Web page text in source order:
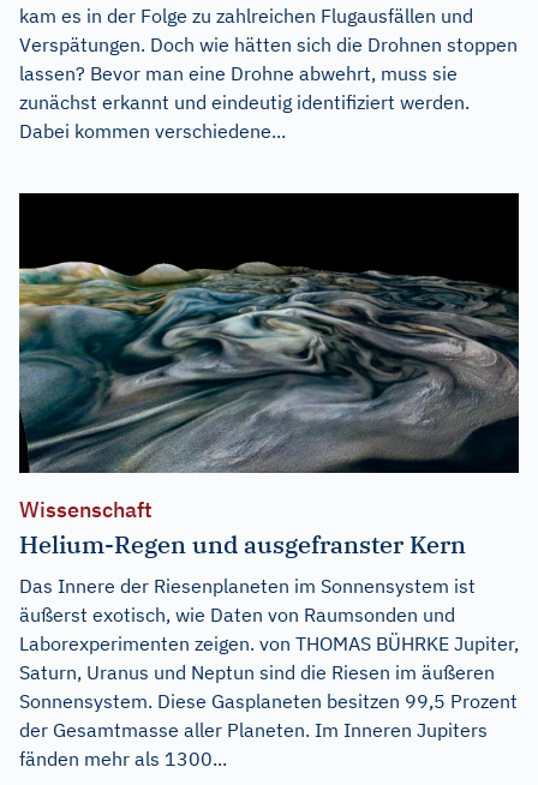
kam es in der Folge zu zahlreichen Flugausfällen und
Verspätungen. Doch wie hätten sich die Drohnen stoppen
lassen? Bevor man eine Drohne abwehrt, muss sie
zunächst erkannt und eindeutig identifiziert werden.
Dabei kommen verschiedene...
Wissenschaft
Helium-Regen und ausgefranster Kern
Das Innere der Riesenplaneten im Sonnensystem ist
äußerst exotisch, wie Daten von Raumsonden und
Laborexperimenten zeigen. von THOMAS BÜHRKE Jupiter,
Saturn, Uranus und Neptun sind die Riesen im äußeren
Sonnensystem. Diese Gasplaneten besitzen 99,5 Prozent
der Gesamtmasse aller Planeten. Im Inneren Jupiters
fänden mehr als 1300...